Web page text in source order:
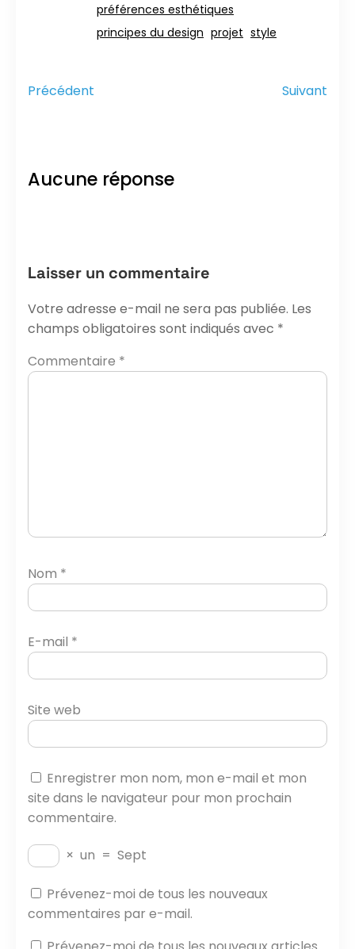
préférences esthétiques
principes du design projet style
Précédent Suivant
Aucune réponse
Laisser un commentaire
Votre adresse e-mail ne sera pas publiée. Les
champs obligatoires sont indiqués avec *
Commentaire *
Nom *
E-mail *
Site web
Enregistrer mon nom, mon e-mail et mon
site dans le navigateur pour mon prochain
commentaire.
× un = Sept
Prévenez-moi de tous les nouveaux
commentaires par e-mail.